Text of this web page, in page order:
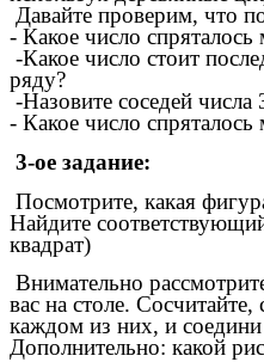
Давайте проверим, что
- Какое число
-Какое число стоит
ряду?
-Назовите соседей числа
- Какое число
3-ое задание:
Посмотрите, какая
Найдите
квадрат)
Внимательно
вас на столе.
каждом из них, и
Дополнительно: какой